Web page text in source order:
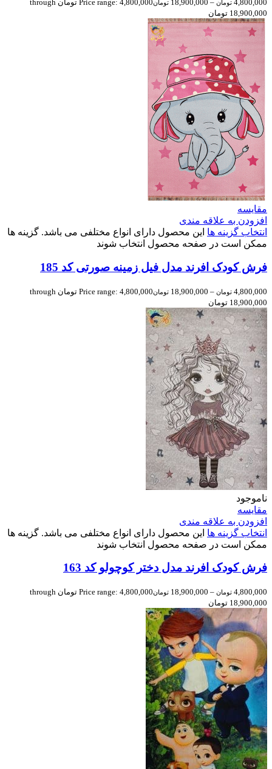
4,800,000 تومان –
18,900,000 تومان
Price range: 4,800,000 تومان through
18,900,000 تومان
مقایسه
افزودن به علاقه مندی
انتخاب گزینه ها این محصول دارای انواع مختلفی می باشد. گزینه ها
ممکن است در صفحه محصول انتخاب شوند
فرش کودک افرند مدل فیل زمینه صورتی کد 185
4,800,000 تومان –
18,900,000 تومان
Price range: 4,800,000 تومان through
18,900,000 تومان
ناموجود
مقایسه
افزودن به علاقه مندی
انتخاب گزینه ها این محصول دارای انواع مختلفی می باشد. گزینه ها
ممکن است در صفحه محصول انتخاب شوند
فرش کودک افرند مدل دختر کوچولو کد 163
4,800,000 تومان –
18,900,000 تومان
Price range: 4,800,000 تومان through
18,900,000 تومان